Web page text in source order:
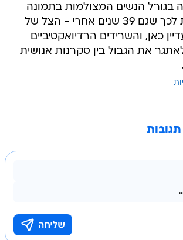
בגורל הנשים המצולמות בתמונה
אך היא תזכורת לכך שגם 39 שנים אחרי - הצל של
כאן, והשרידים הרדיואקטיביים
את הגבול בין סקרנות אנושית